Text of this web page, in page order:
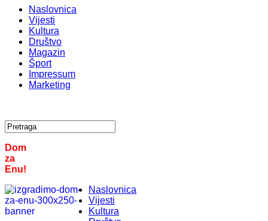
Naslovnica
Vijesti
Kultura
Društvo
Magazin
Šport
Impressum
Marketing
Dom
za
Enu!
Naslovnica
Vijesti
Kultura